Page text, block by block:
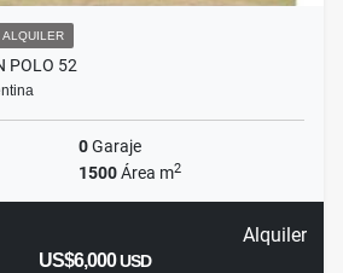
ALQUILER
POLO 52
0Garaje
1500Área m2
Alquiler
US$6,000USD